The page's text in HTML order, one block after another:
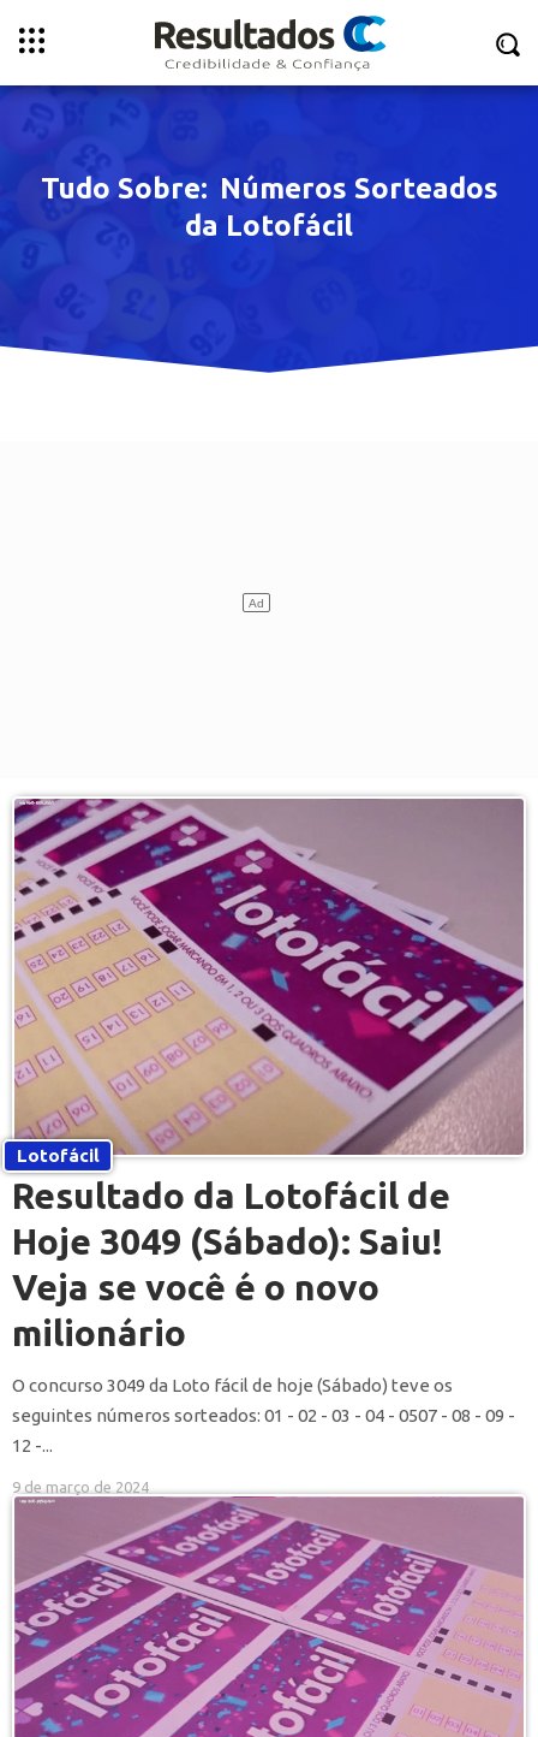
Tudo Sobre: Números Sorteados
da Lotofácil
Lotofácil
Resultado da Lotofácil de
Hoje 3049 (Sábado): Saiu!
Veja se você é o novo
milionário
O concurso 3049 da Loto fácil de hoje (Sábado) teve os
seguintes números sorteados: 01 - 02 - 03 - 04 - 0507 - 08 - 09 -
12 -...
9 de março de 2024